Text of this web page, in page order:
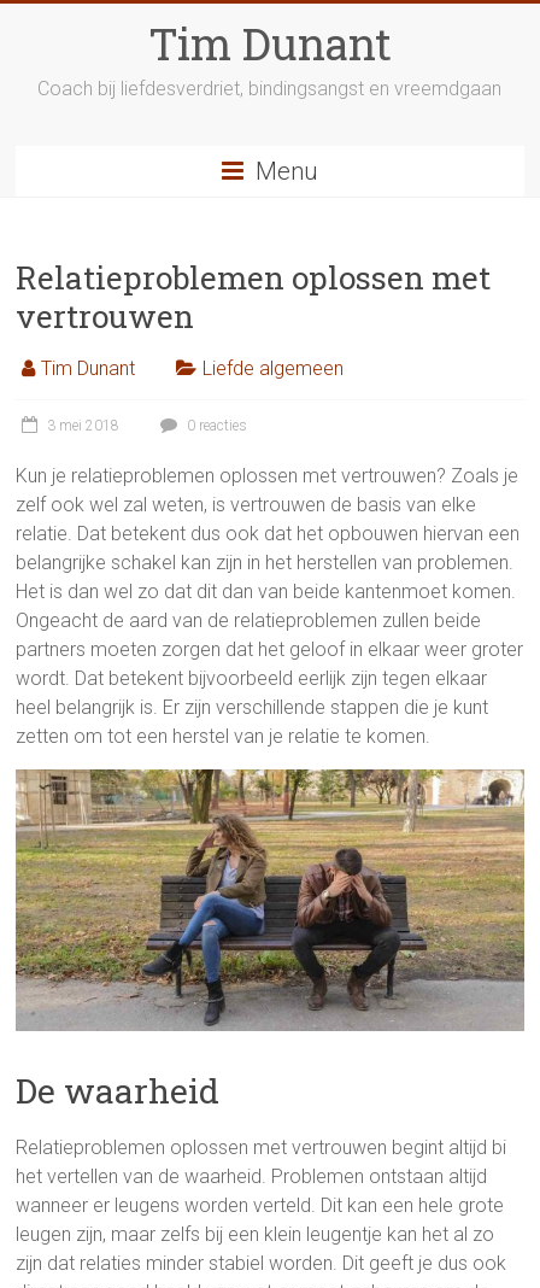
Tim Dunant
Coach bij liefdesverdriet, bindingsangst en vreemdgaan
Menu
Relatieproblemen oplossen met
vertrouwen
Tim Dunant Liefde algemeen
3 mei 2018 0 reacties
Kun je relatieproblemen oplossen met vertrouwen? Zoals je
zelf ook wel zal weten, is vertrouwen de basis van elke
relatie. Dat betekent dus ook dat het opbouwen hiervan een
belangrijke schakel kan zijn in het herstellen van problemen.
Het is dan wel zo dat dit dan van beide kantenmoet komen.
Ongeacht de aard van de relatieproblemen zullen beide
partners moeten zorgen dat het geloof in elkaar weer groter
wordt. Dat betekent bijvoorbeeld eerlijk zijn tegen elkaar
heel belangrijk is. Er zijn verschillende stappen die je kunt
zetten om tot een herstel van je relatie te komen.
De waarheid
Relatieproblemen oplossen met vertrouwen begint altijd bi
het vertellen van de waarheid. Problemen ontstaan altijd
wanneer er leugens worden verteld. Dit kan een hele grote
leugen zijn, maar zelfs bij een klein leugentje kan het al zo
zijn dat relaties minder stabiel worden. Dit geeft je dus ook